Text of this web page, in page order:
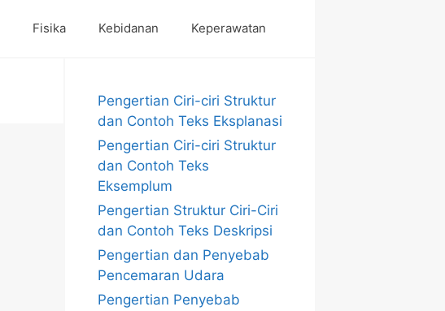
Fisika Kebidanan Keperawatan
Pengertian Ciri-ciri Struktur
dan Contoh Teks Eksplanasi
Pengertian Ciri-ciri Struktur
dan Contoh Teks
Eksemplum
Pengertian Struktur Ciri-Ciri
dan Contoh Teks Deskripsi
Pengertian dan Penyebab
Pencemaran Udara
Pengertian Penyebab